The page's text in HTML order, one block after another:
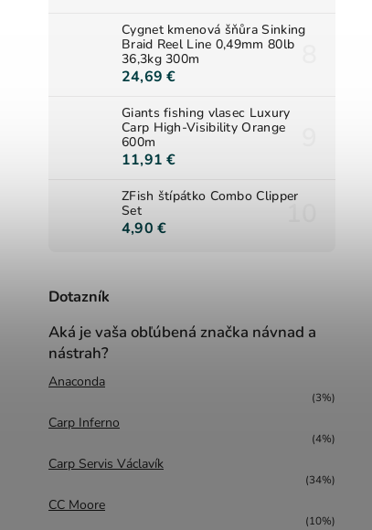
Cygnet kmenová šňůra Sinking
Braid Reel Line 0,49mm 80lb
36,3kg 300m
24,69 €
Giants fishing vlasec Luxury
Carp High-Visibility Orange
600m
11,91 €
ZFish štípátko Combo Clipper
Set
4,90 €
Dotazník
Aká je vaša obľúbená značka návnad a
nástrah?
Anaconda
(3%)
Carp Inferno
(4%)
Carp Servis Václavík
(34%)
CC Moore
(10%)